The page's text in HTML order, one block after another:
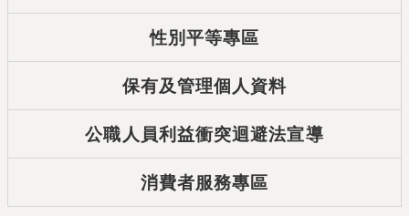
性別平等專區
保有及管理個人資料
公職人員利益衝突迴避法宣導
消費者服務專區